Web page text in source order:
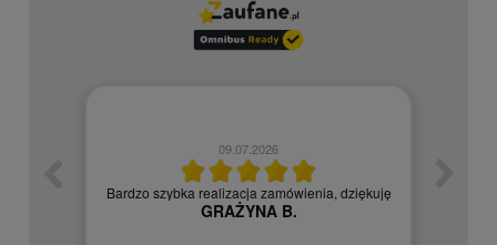
09.07.2026
Bardzo szybka realizacja zamówienia, dziękuję
GRAŻYNA B.